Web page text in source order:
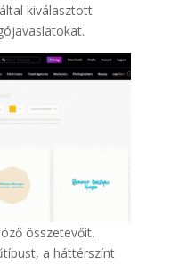
kiválasztott
összetevőit.
a háttérszínt